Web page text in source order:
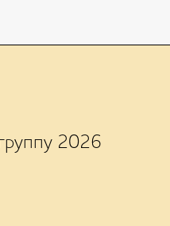
2026